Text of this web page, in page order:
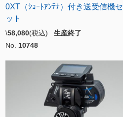
0XT（ｼｮｰﾄｱﾝﾃﾅ）付き送受信機セ
ット
\58,080(税込) 生産終了
No. 10748